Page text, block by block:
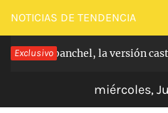
Saltar
al
contenido
NOTICIAS DE TENDENCIA
Exclusivo
de Carabanchel, la versión
miércoles,